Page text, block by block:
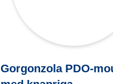
Gorgonzola PDO-